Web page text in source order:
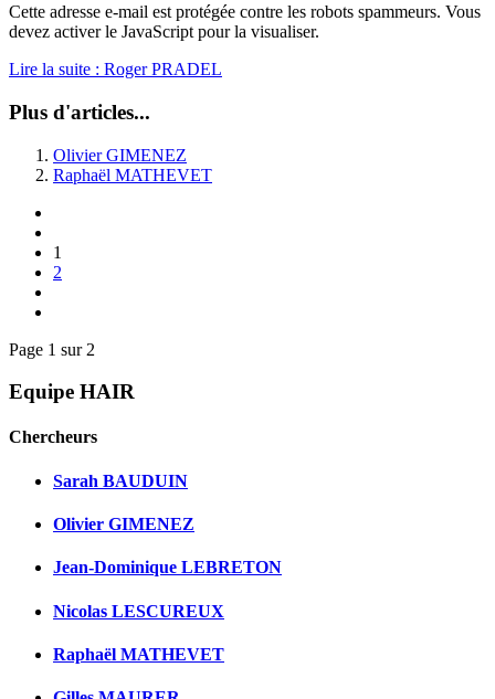
Cette adresse e-mail est protégée contre les robots spammeurs. Vous
devez activer le JavaScript pour la visualiser.
Lire la suite : Roger PRADEL
Plus d'articles...
Olivier GIMENEZ
Raphaël MATHEVET
1
2
Page 1 sur 2
Equipe HAIR
Chercheurs
Sarah BAUDUIN
Olivier GIMENEZ
Jean-Dominique LEBRETON
Nicolas LESCUREUX
Raphaël MATHEVET